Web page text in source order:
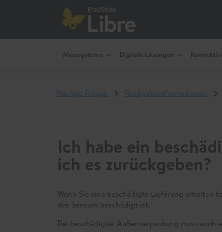
Messsysteme Digitale Lösungen
Häufige Fragen Rückgabeinformationen
Ich habe ein
ich es zurückgeben?
Wenn Sie eine beschädigte Lieferung erhalten
des Sensors beschädigt ist.
Bei beschädigter Außenverpackung muss